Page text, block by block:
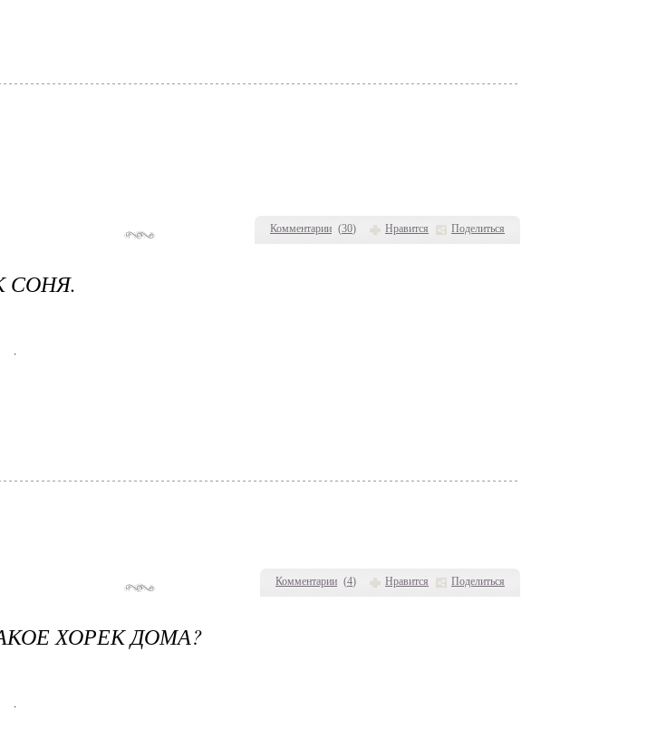
Комментарии (30) Нравится Поделиться
Комментарии (4) Нравится Поделиться
СОНЯ.
.
ХОРЕК ДОМА?
.